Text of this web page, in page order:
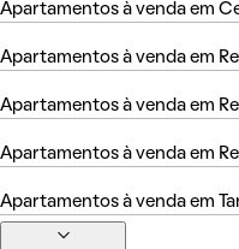
Apartamentos à venda em
Apartamentos à venda em
Apartamentos à venda em
Apartamentos à venda em
Apartamentos à venda em